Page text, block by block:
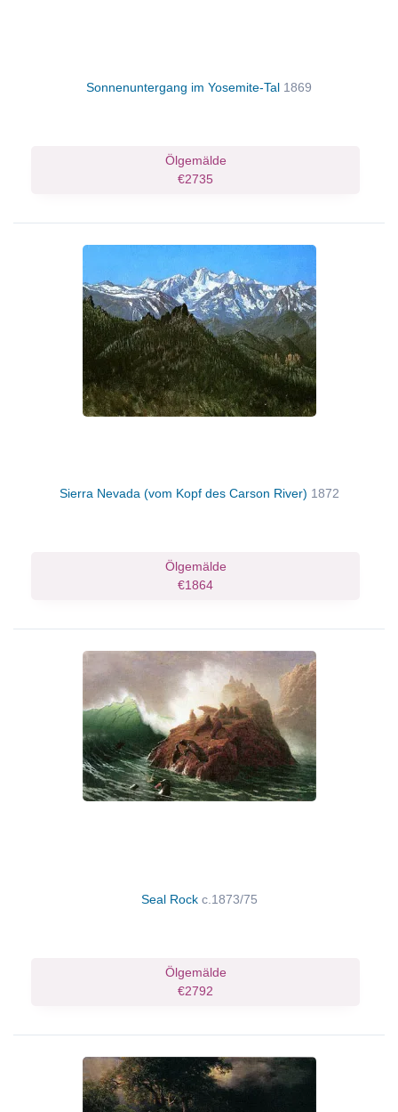
Sonnenuntergang im Yosemite-Tal 1869
Ölgemälde
€2735
Sierra Nevada (vom Kopf des Carson River) 1872
Ölgemälde
€1864
Seal Rock c.1873/75
Ölgemälde
€2792